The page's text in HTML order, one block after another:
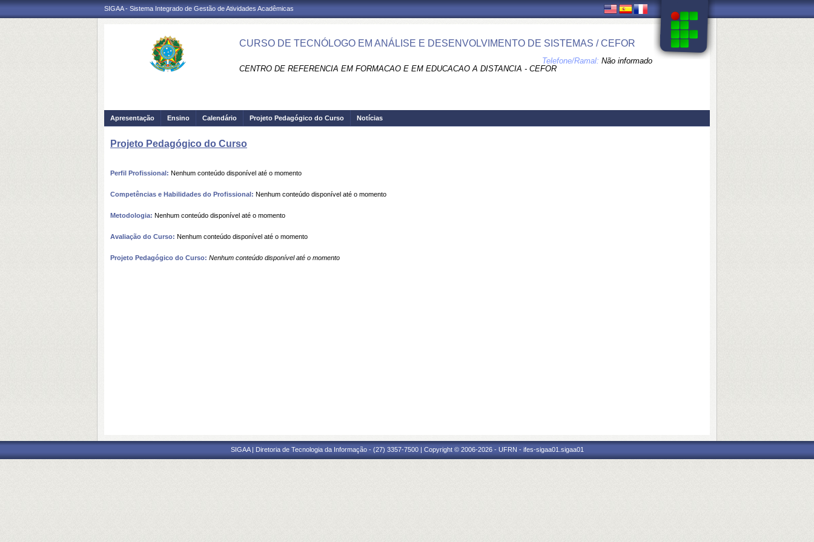
SIGAA - Sistema Integrado de Gestão de Atividades Acadêmicas
CURSO DE TECNÓLOGO EM ANÁLISE E DESENVOLVIMENTO DE SISTEMAS / CEFOR
CENTRO DE REFERENCIA EM FORMACAO E EM EDUCACAO A DISTANCIA - CEFOR
Telefone/Ramal: Não informado
Apresentação Ensino Calendário Projeto Pedagógico do Curso Notícias
Projeto Pedagógico do Curso
Perfil Profissional: Nenhum conteúdo disponível até o momento
Competências e Habilidades do Profissional: Nenhum conteúdo disponível até o momento
Metodologia: Nenhum conteúdo disponível até o momento
Avaliação do Curso: Nenhum conteúdo disponível até o momento
Projeto Pedagógico do Curso: Nenhum conteúdo disponível até o momento
SIGAA | Diretoria de Tecnologia da Informação - (27) 3357-7500 | Copyright © 2006-2026 - UFRN - ifes-sigaa01.sigaa01